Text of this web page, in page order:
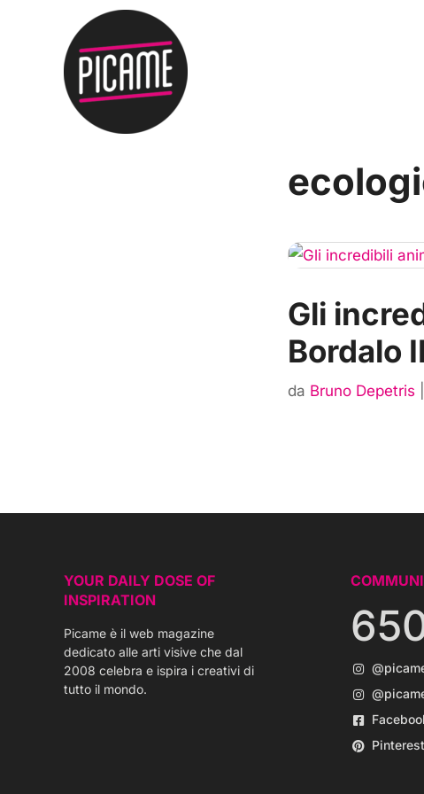
Gli
Bordalo II
da Bruno Depetris
YOUR DAILY DOSE OF
INSPIRATION
Picame è il web magazine
dedicato alle arti visive che dal
2008 celebra e ispira i creativi di
tutto il mondo.
Pinterest